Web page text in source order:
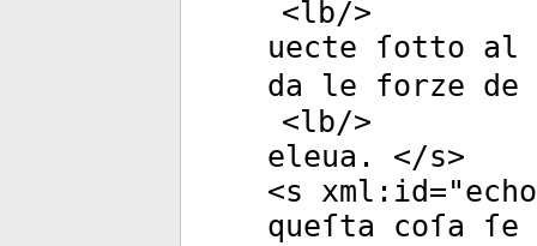
<lb/>
uecte ſotto al
da le forze de
<lb/>
eleua. </s>
<s xml:id="
queſta coſa